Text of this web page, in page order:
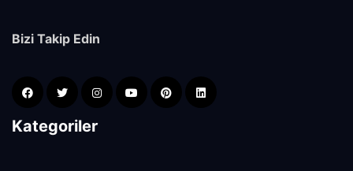
Bizi Takip Edin
Kategoriler